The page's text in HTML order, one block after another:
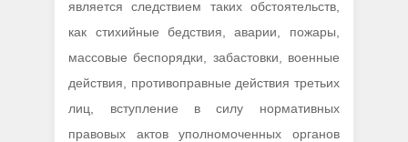
является следствием таких обстоятельств,
как стихийные бедствия, аварии, пожары,
массовые беспорядки, забастовки, военные
действия, противоправные действия третьих
лиц, вступление в силу нормативных
правовых актов уполномоченных органов